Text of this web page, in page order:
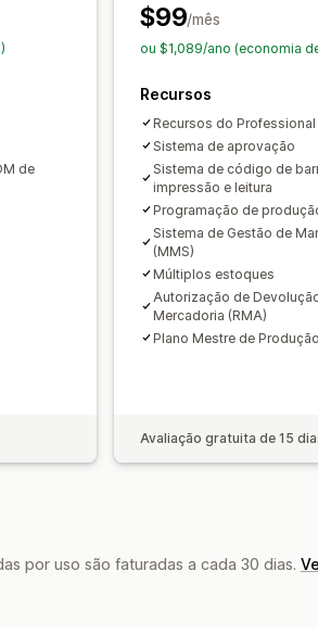
Contabilidade e finanças
Contas a receber
Acompanhamento de despesas
Pedidos de compra Gestão de
Livro razão geral Cálculo de
de
$99/mês
ou $1,089/ano (economia
Recursos
Recursos do Professional
Sistema de aprovação
Sistema de código de
impressão e leitura
Programação de
Sistema de Gestão de
(MMS)
Múltiplos estoques
Autorização de
Mercadoria (RMA)
Plano Mestre de
Avaliação gratuita de 15
por uso são faturadas a cada 30 dias.